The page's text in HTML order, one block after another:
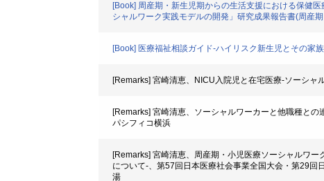
[Book] 周産期・新生児期からの生活支援における保健
シャルワーク実践モデルの開発」研究成果報告書(周産
[Book] 医療福祉相談ガイド-ハイリスク新生児とその家
[Remarks] 宮崎清恵、NICU入院児と在宅医療-ソーシ
[Remarks] 宮崎清恵、ソーシャルワーカーと他職種と
パシフィコ横浜
[Remarks] 宮崎清恵、周産期・小児医療ソーシャルワ
について-、第57回日本医療社会事業全国大会・第29
湯